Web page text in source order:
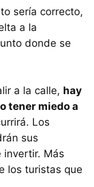
sería correcto,
a la
donde se
a la calle, hay
tener miedo a
Los
sus
invertir. Más
los turistas que